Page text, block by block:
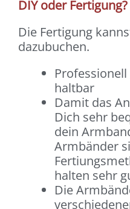
DIY oder Fertigung?
Die Fertigung
dazubuchen.
haltbar
Damit das
Dich sehr
dein
Armbänder
halten sehr
Die